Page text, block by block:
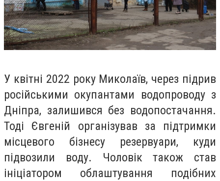
У квітні 2022 року Миколаїв, через підрив
російськими окупантами водопроводу з
Дніпра, залишився без водопостачання.
Тоді Євгеній організував за підтримки
місцевого бізнесу резервуари, куди
підвозили воду. Чоловік також став
ініціатором облаштування подібних